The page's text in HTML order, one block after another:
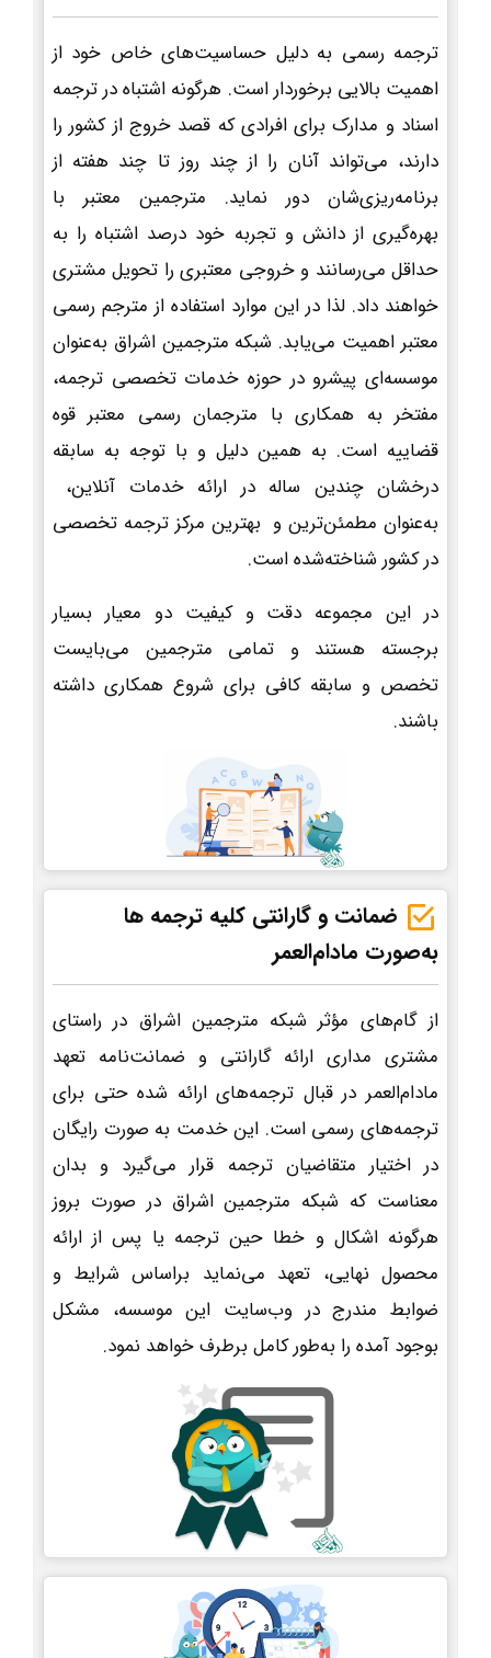
ترجمه رسمی به دلیل حساسیت‌های خاص خود از
اهمیت بالایی برخوردار است. هرگونه اشتباه در ترجمه
اسناد و مدارک برای افرادی که قصد خروج از کشور را
دارند، می‌تواند آنان را از چند روز تا چند هفته از
برنامه‌ریزی‌شان دور نماید. مترجمین معتبر با
بهره‌گیری از دانش و تجربه خود درصد اشتباه را به
حداقل می‌رسانند و خروجی معتبری را تحویل مشتری
خواهند داد. لذا در این موارد استفاده از مترجم رسمی
معتبر اهمیت می‌یابد. شبکه مترجمین اشراق به‌عنوان
موسسه‌ای پیشرو در حوزه خدمات تخصصی ترجمه،
مفتخر به همکاری با مترجمان رسمی معتبر قوه
قضاییه است. به همین دلیل و با توجه به سابقه
درخشان چندین ساله در ارائه خدمات آنلاین،
به‌عنوان مطمئن‌ترین و بهترین مرکز ترجمه تخصصی
در کشور شناخته‌شده است.
در این مجموعه دقت و کیفیت دو معیار بسیار
برجسته هستند و تمامی مترجمین می‌بایست
تخصص و سابقه کافی برای شروع همکاری داشته
باشند.
ضمانت و گارانتی کلیه ترجمه ها
به‌صورت مادام‌العمر
از گام‌های مؤثر شبکه مترجمین اشراق در راستای
مشتری مداری ارائه گارانتی و ضمانت‌نامه تعهد
مادام‌العمر در قبال ترجمه‌های ارائه شده حتی برای
ترجمه‌های رسمی است. این خدمت به صورت رایگان
در اختیار متقاضیان ترجمه قرار می‌گیرد و بدان
معناست که شبکه مترجمین اشراق در صورت بروز
هرگونه اشکال و خطا حین ترجمه یا پس از ارائه
محصول نهایی، تعهد می‌نماید براساس شرایط و
ضوابط مندرج در وب‌سایت این موسسه، مشکل
بوجود آمده را به‌طور کامل برطرف خواهد نمود.